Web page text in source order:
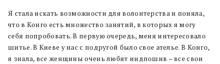
Я стала искать возможности для волонтерства и поняла,
что в Конго есть множество занятий, в которых я могу
себя попробовать. В первую очередь, меня интересовало
шитье. В Киеве у нас с подругой было свое ателье. В Конго,
я знала, все женщины очень любят индпошив – все свои